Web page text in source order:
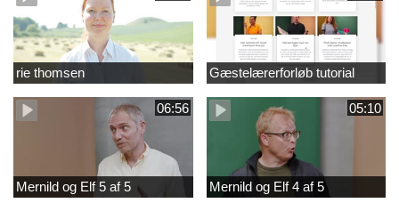
rie thomsen Gæstelærerforløb tutorial
06:56
Mernild og Elf 5 af 5
05:10
Mernild og Elf 4 af 5